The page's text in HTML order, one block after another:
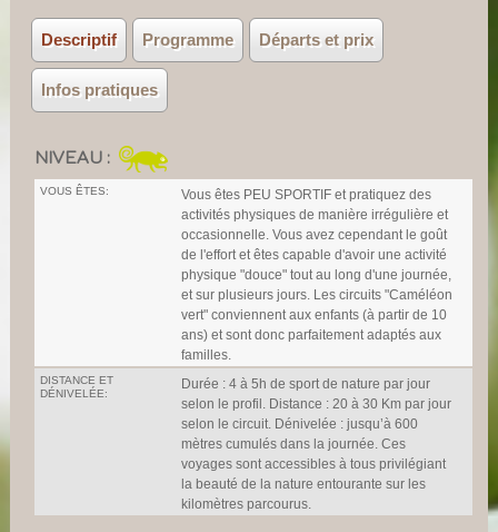
Descriptif Programme Départs et prix
Infos pratiques
NIVEAU :
VOUS ÊTES:
Vous êtes PEU SPORTIF et pratiquez des
activités physiques de manière irrégulière et
occasionnelle. Vous avez cependant le goût
de l'effort et êtes capable d'avoir une activité
physique "douce" tout au long d'une journée,
et sur plusieurs jours. Les circuits "Caméléon
vert" conviennent aux enfants (à partir de 10
ans) et sont donc parfaitement adaptés aux
familles.
DISTANCE ET
DÉNIVELÉE:
Durée : 4 à 5h de sport de nature par jour
selon le profil. Distance : 20 à 30 Km par jour
selon le circuit. Dénivelée : jusqu’à 600
mètres cumulés dans la journée. Ces
voyages sont accessibles à tous privilégiant
la beauté de la nature entourante sur les
kilomètres parcourus.